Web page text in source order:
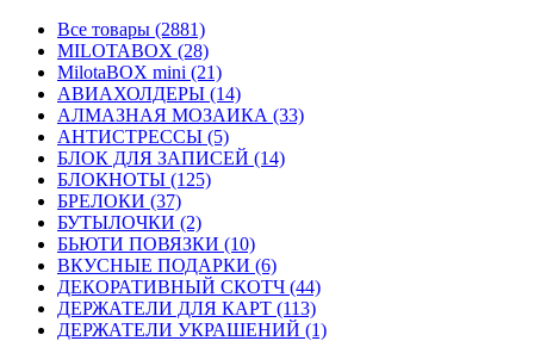
Все товары (2881)
MILOTABOX (28)
MilotaBOX mini (21)
АВИАХОЛДЕРЫ (14)
АЛМАЗНАЯ МОЗАИКА (33)
АНТИСТРЕССЫ (5)
БЛОК ДЛЯ ЗАПИСЕЙ (14)
БЛОКНОТЫ (125)
БРЕЛОКИ (37)
БУТЫЛОЧКИ (2)
БЬЮТИ ПОВЯЗКИ (10)
ВКУСНЫЕ ПОДАРКИ (6)
ДЕКОРАТИВНЫЙ СКОТЧ (44)
ДЕРЖАТЕЛИ ДЛЯ КАРТ (113)
ДЕРЖАТЕЛИ УКРАШЕНИЙ (1)